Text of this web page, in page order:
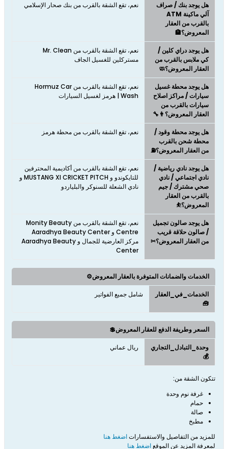
هل يوجد بنك / صراف
آلي ماكينة ATM
بالقرب من العقار
المعروض؟🏦
نعم، تقع الشقة بالقرب من بنك صحار الإسلامي
هل يوجد دراي كلين /
كي ملابس بالقرب من
العقار المعروض؟🧼
نعم، تقع الشقة بالقرب من Mr. Clean
مستركلين للغسيل الجاف
هل يوجد محطة غسيل
سيارات / مراكز اصلاح
سيارات بالقرب من
العقار المعروض؟👨‍🔧
نعم، تقع الشقة بالقرب من Hormuz Car
Wash | هرمز لغسيل السيارات
هل يوجد محطة وقود /
محطة شحن بالقرب
من العقار المعروض؟⛽
نعم، تقع الشقة بالقرب من محطة هرمز
هل يوجد نادي رياضية /
نادي اجتماعي / نادي
صحي مشترك / جيم
بالقرب من العقار
المعروض؟⛹
نعم، تقع الشقة بالقرب من أكاديمية المحترفين
للتايكوندو و MUSTANG XI CRICKET PITCH و
نادي الشعلة للسنوكر والبلياردو
هل يوجد صالون تجميل
/ صالون حلاقة قريب
من العقار المعروض؟✂
نعم، تقع الشقة بالقرب من Monity Beauty
Centre و Aaradhya Beauty Center
مركز العارضية للجمال و Aaradhya Beauty
Center
الخدمات والضمانات المتوفرة بالعقار المعروض⚙️
الخدمات_في_العقار
🧰
شامل جميع الفواتير
السعر وطريفة الدفع للعقار المعروض💲
وحدة_التبادل_التجاري
💰
ريال عماني
تتكون الشقة من:
غرفة نوم وحدة
حمام
صالة
مطبخ
للمزيد من التفاصيل والاستفساراتاضغط هنا
لمعرفة المزيد عن الموقعاضغط هنا